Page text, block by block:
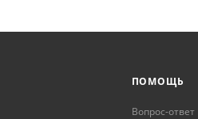
ПОМОЩЬ
Вопрос-ответ